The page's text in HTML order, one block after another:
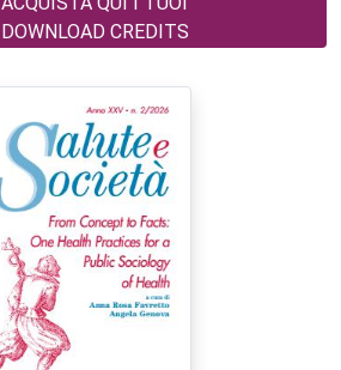
DOWNLOAD CREDITS